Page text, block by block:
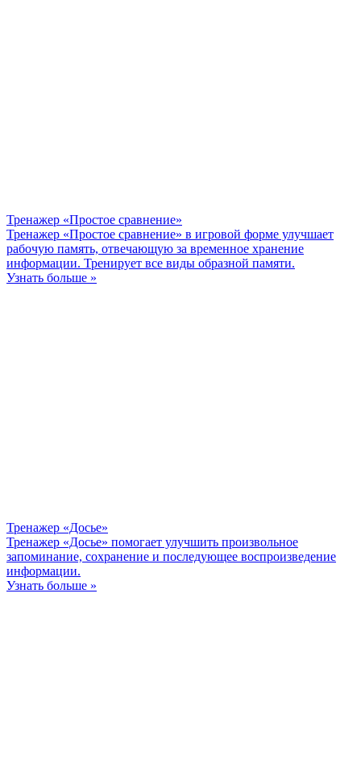
Тренажер «Простое сравнение»
Тренажер «Простое сравнение» в игровой форме улучшает
рабочую память, отвечающую за временное хранение
информации. Тренирует все виды образной памяти.
Узнать больше »
Тренажер «Досье»
Тренажер «Досье» помогает улучшить произвольное
запоминание, сохранение и последующее воспроизведение
информации.
Узнать больше »